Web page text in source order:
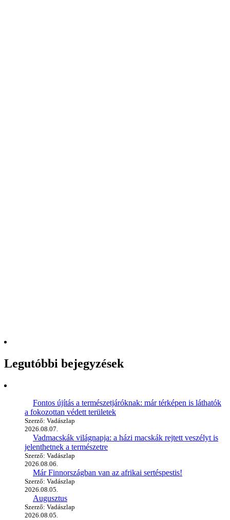
Legutóbbi bejegyzések
Fontos újítás a természetjáróknak: már térképen is láthatók
a fokozottan védett területek
Szerző: Vadászlap
2026.08.07.
Vadmacskák világnapja: a házi macskák rejtett veszélyt is
jelenthetnek a természetre
Szerző: Vadászlap
2026.08.06.
Már Finnországban van az afrikai sertéspestis!
Szerző: Vadászlap
2026.08.05.
Augusztus
Szerző: Vadászlap
2026.08.05.